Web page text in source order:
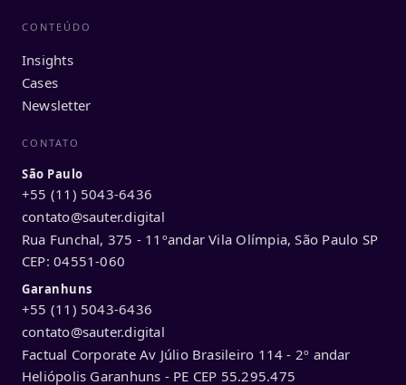
CONTEÚDO
Insights
Cases
Newsletter
CONTATO
São Paulo
+55 (11) 5043-6436
contato@sauter.digital
Rua Funchal, 375 - 11ºandar Vila Olímpia, São Paulo SP
CEP: 04551-060
Garanhuns
+55 (11) 5043-6436
contato@sauter.digital
Factual Corporate Av Júlio Brasileiro 114 - 2º andar
Heliópolis Garanhuns - PE CEP 55.295.475